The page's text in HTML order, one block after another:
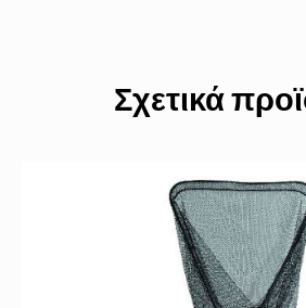
Σχετικά